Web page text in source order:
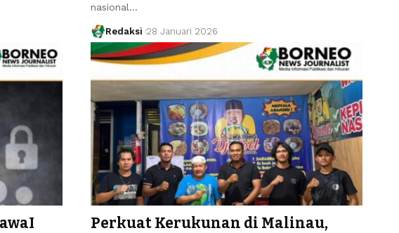
nasional…
Redaksi 28 Januari 2026
Perkuat Kerukunan di Malinau,